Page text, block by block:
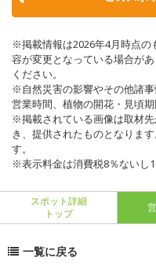
※掲載情報は2026年4月時点の
容が変更となっている場合が
ください。
※自然災害の影響やその他諸
営業時間、植物の開花・見頃
※掲載されている画像は取材
き、提供されたものとなりま
す。
※表示料金は消費税8％ないし
スポット詳細
トップ
一覧に戻る